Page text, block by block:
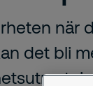
när
det bli